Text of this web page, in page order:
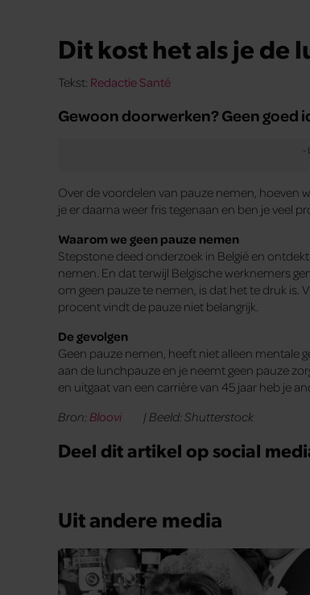
Dit kost het als je de
Tekst: Redactie Santé
Gewoon doorwerken? Geen goed
Over de voordelen van pauze nemen, hoeven
je er daarna weer fris tegenaan en ben je veel
Waarom we geen pauze nemen
Stepstone deed onderzoek in België en
nemen. En dat terwijl Belgische werknemers
om geen pauze te nemen, is dat het te druk is.
procent vindt de pauze niet belangrijk.
De gevolgen
Geen pauze nemen, heeft niet alleen mentale
aan de lunchpauze en je neemt geen pauze
en uitgaat van een carrière van 45 jaar heb je
Bron: Bloovi | Beeld: Shutterstock
Deel dit artikel op social
Uit andere media